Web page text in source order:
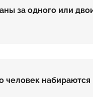
за одного или
человек набираются